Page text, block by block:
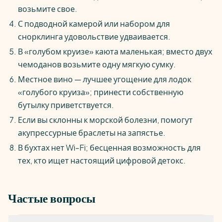
возьмите свое.
С подводной камерой или набором для
снорклинга удовольствие удваивается.
В «голубом круизе» каюта маленькая; вместо двух
чемоданов возьмите одну мягкую сумку.
Местное вино — лучшее угощение для лодок
«голубого круиза»; принести собственную
бутылку приветствуется.
Если вы склонны к морской болезни, помогут
акупрессурные браслеты на запястье.
В бухтах нет Wi-Fi; бесценная возможность для
тех, кто ищет настоящий цифровой детокс.
Частые вопросы